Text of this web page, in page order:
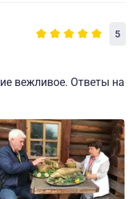
5
вежливое. Ответы на